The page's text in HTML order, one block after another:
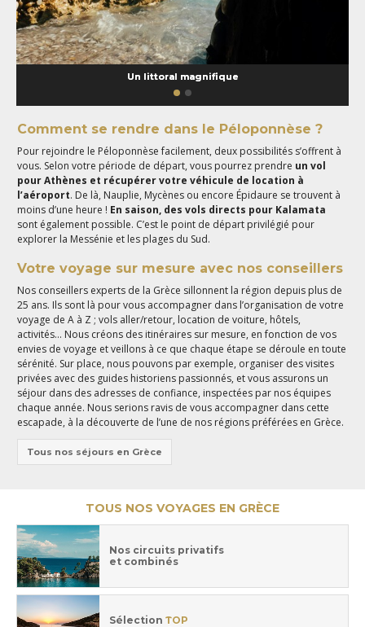
Un littoral magnifique
Comment se rendre dans le Péloponnèse ?
Pour rejoindre le Péloponnèse facilement, deux possibilités s’offrent à
vous. Selon votre période de départ, vous pourrez prendre un vol
pour Athènes et récupérer votre véhicule de location à
l’aéroport. De là, Nauplie, Mycènes ou encore Épidaure se trouvent à
moins d’une heure ! En saison, des vols directs pour Kalamata
sont également possible. C’est le point de départ privilégié pour
explorer la Messénie et les plages du Sud.
Votre voyage sur mesure avec nos conseillers
Nos conseillers experts de la Grèce sillonnent la région depuis plus de
25 ans. Ils sont là pour vous accompagner dans l’organisation de votre
voyage de A à Z ; vols aller/retour, location de voiture, hôtels,
activités… Nous créons des itinéraires sur mesure, en fonction de vos
envies de voyage et veillons à ce que chaque étape se déroule en toute
sérénité. Sur place, nous pouvons par exemple, organiser des visites
privées avec des guides historiens passionnés, et vous assurons un
séjour dans des adresses de confiance, inspectées par nos équipes
chaque année. Nous serions ravis de vous accompagner dans cette
escapade, à la découverte de l’une de nos régions préférées en Grèce.
Tous nos séjours en Grèce
TOUS NOS VOYAGES EN GRÈCE
Nos circuits privatifs
et combinés
Sélection TOP